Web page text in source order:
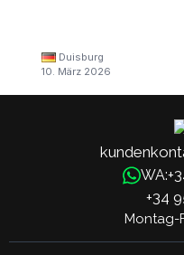
Duisburg
10. März 2026
WA:
+34
Montag-